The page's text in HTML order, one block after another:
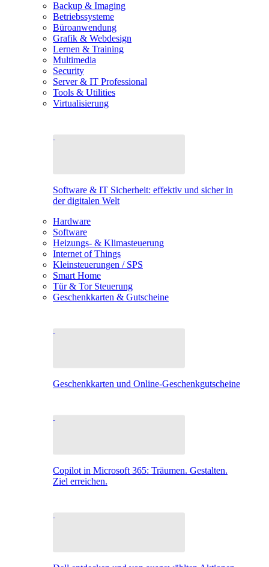
Backup & Imaging
Betriebssysteme
Büroanwendung
Grafik & Webdesign
Lernen & Training
Multimedia
Security
Server & IT Professional
Tools & Utilities
Virtualisierung
Software & IT Sicherheit: effektiv und sicher in
der digitalen Welt
Hardware
Software
Heizungs- & Klimasteuerung
Internet of Things
Kleinsteuerungen / SPS
Smart Home
Tür & Tor Steuerung
Geschenkkarten & Gutscheine
Geschenkkarten und Online-Geschenkgutscheine
Copilot in Microsoft 365: Träumen. Gestalten.
Ziel erreichen.